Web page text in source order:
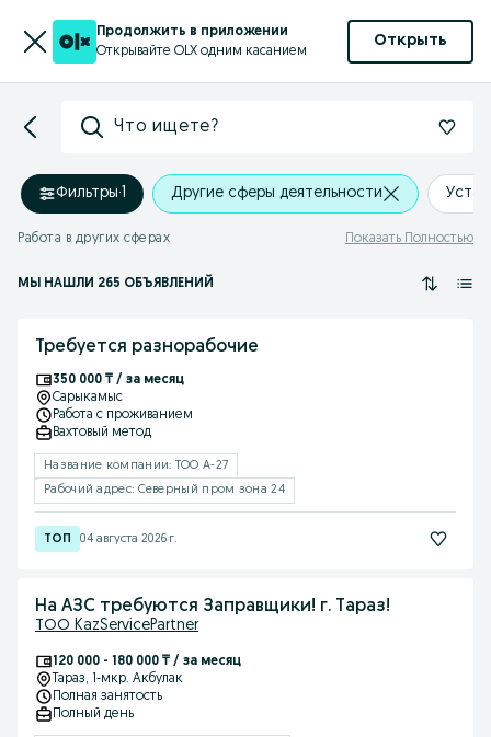
Продолжить в приложении
Открывайте OLX одним касанием
Открыть
Что ищете?
Фильтры·1 Другие сферы деятельности
Работа в других сферах Показать Полностью
МЫ НАШЛИ 265 ОБЪЯВЛЕНИЙ
Требуется разнорабочие
350 000 ₸ / за месяц
Сарыкамыс
Работа с проживанием
Вахтовый метод
Название компании: ТОО А-27
Рабочий адрес: Северный пром зона 24
04 августа 2026 г.
На АЗС требуются Заправщики! г. Тараз!
ТОО KazServicePartner
120 000 - 180 000 ₸ / за месяц
Тараз, 1-мкр. Акбулак
Полная занятость
Полный день